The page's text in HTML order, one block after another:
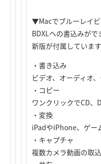
▼Macでブルーレイ
BDXLへの書込みが
新版が付属していま
・書き込み
ビデオ、オーディオ
・コピー
ワンクリックでCD、
・変換
iPadやiPhone、ゲー
・キャプチャ
複数カメラ動画の取